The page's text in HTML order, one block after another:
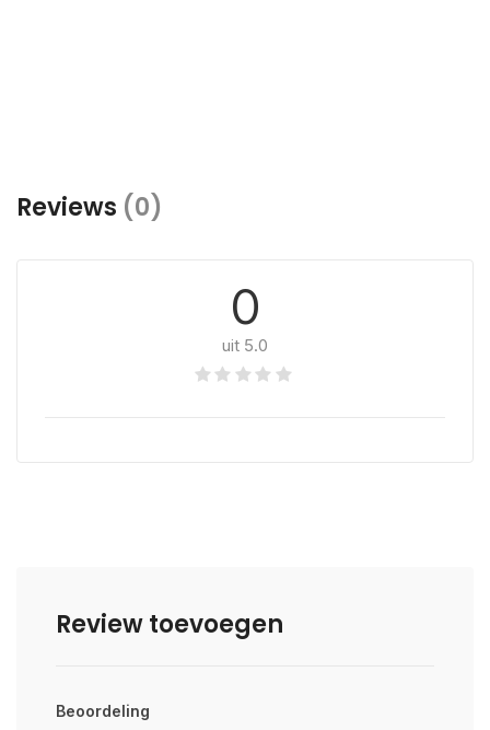
Reviews (0)
0
uit 5.0
Review toevoegen
Beoordeling